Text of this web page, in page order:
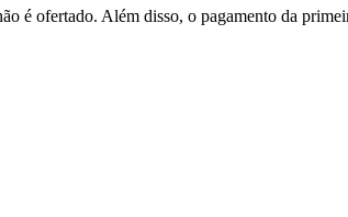
é ofertado. Além disso, o pagamento da